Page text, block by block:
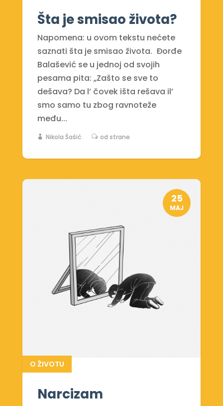
Šta je smisao života?
Napomena: u ovom tekstu nećete
saznati šta je smisao života. Đorđe
Balašević se u jednoj od svojih
pesama pita: „Zašto se sve to
dešava? Da l’ čovek išta rešava il’
smo samo tu zbog ravnoteže
među...
Nikola Šašić od strane
Narcizam
O ŽIVOTU
25
MAJ